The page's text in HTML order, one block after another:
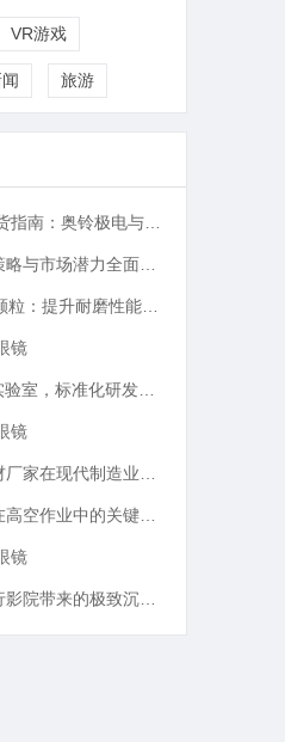
VR游戏
旅游
镜
镜
镜